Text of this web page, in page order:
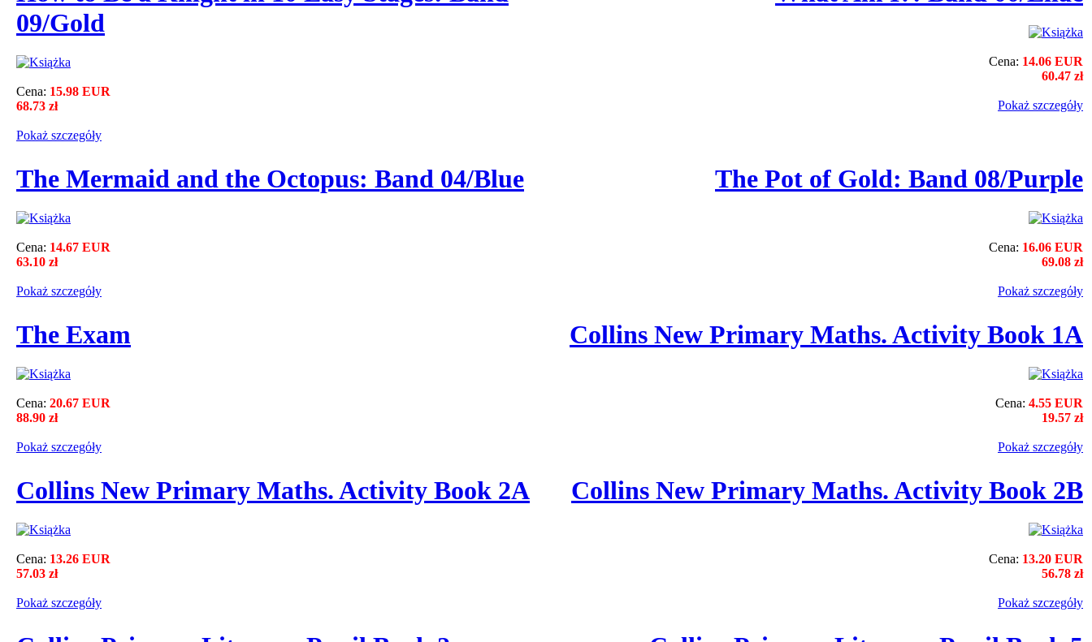
09/Gold
Cena: 15.98 EUR
68.73 zł
Pokaż szczegόły
Cena: 14.06 EUR
60.47 zł
Pokaż szczegόły
The Mermaid and the Octopus: Band 04/Blue
Cena: 14.67 EUR
63.10 zł
Pokaż szczegόły
The Pot of Gold: Band 08/Purple
Cena: 16.06 EUR
69.08 zł
Pokaż szczegόły
The Exam
Cena: 20.67 EUR
88.90 zł
Pokaż szczegόły
Collins New Primary Maths. Activity Book 1A
Cena: 4.55 EUR
19.57 zł
Pokaż szczegόły
Collins New Primary Maths. Activity Book 2A
Cena: 13.26 EUR
57.03 zł
Pokaż szczegόły
Collins New Primary Maths. Activity Book 2B
Cena: 13.20 EUR
56.78 zł
Pokaż szczegόły